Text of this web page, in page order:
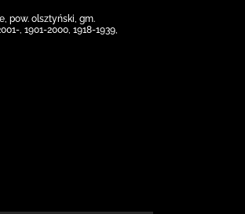
pow. olsztyński, gm.
, 1901-2000, 1918-1939,